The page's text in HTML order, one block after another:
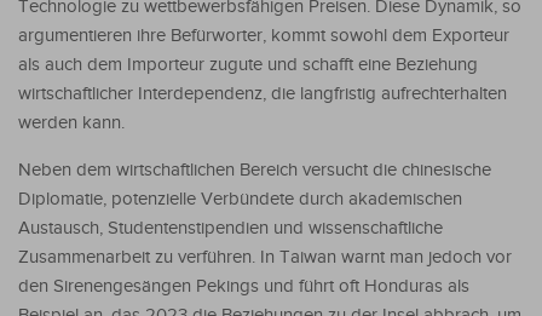
Technologie zu wettbewerbsfähigen Preisen. Diese Dynamik, so
argumentieren ihre Befürworter, kommt sowohl dem Exporteur
als auch dem Importeur zugute und schafft eine Beziehung
wirtschaftlicher Interdependenz, die langfristig aufrechterhalten
werden kann.
Neben dem wirtschaftlichen Bereich versucht die chinesische
Diplomatie, potenzielle Verbündete durch akademischen
Austausch, Studentenstipendien und wissenschaftliche
Zusammenarbeit zu verführen. In Taiwan warnt man jedoch vor
den Sirenengesängen Pekings und führt oft Honduras als